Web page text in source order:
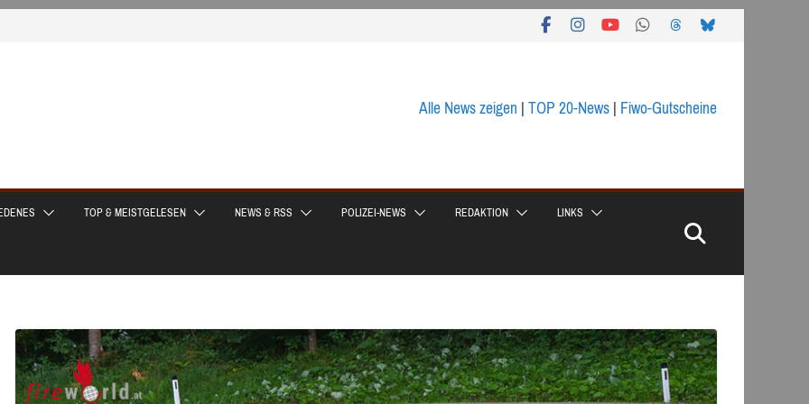
Alle News zeigen|TOP 20-News|Fiwo-Gutscheine
TOP & MEISTGELESEN NEWS & RSS POLIZEI-NEWS REDAKTION LINKS